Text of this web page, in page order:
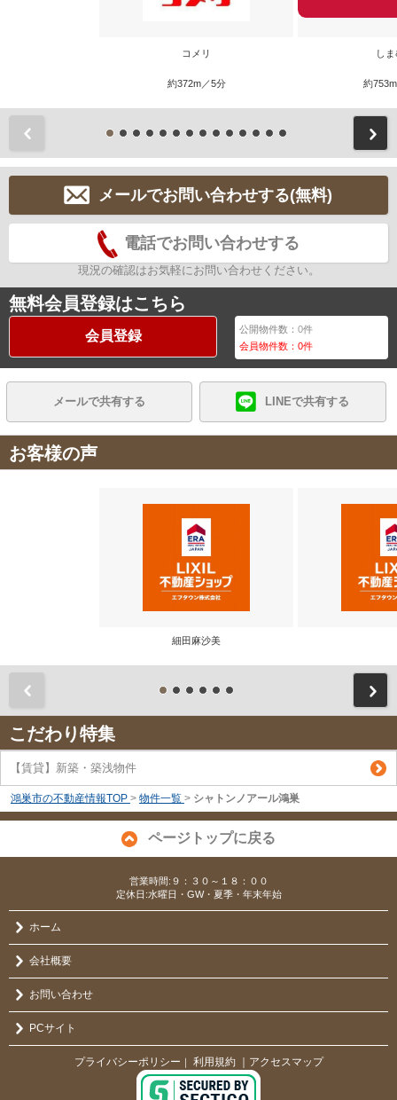
コメリ
約372m／5分
し
約
メールでお問い合わせする(無料)
電話でお問い合わせする
現況の確認はお気軽にお問い合わせください。
無料会員登録はこちら
会員登録 公開物件数：0件
会員物件数：0件
メールで共有する LINEで共有する
お客様の声
細田麻沙美
こだわり特集
【賃貸】新築・築浅物件
鴻巣市の不動産情報TOP > 物件一覧 > シャトンノアール鴻巣
ページトップに戻る
営業時間:９：３０～１８：００
定休日:水曜日・GW・夏季・年末年始
ホーム
会社概要
お問い合わせ
PCサイト
プライバシーポリシー 利用規約 ｜アクセスマップ